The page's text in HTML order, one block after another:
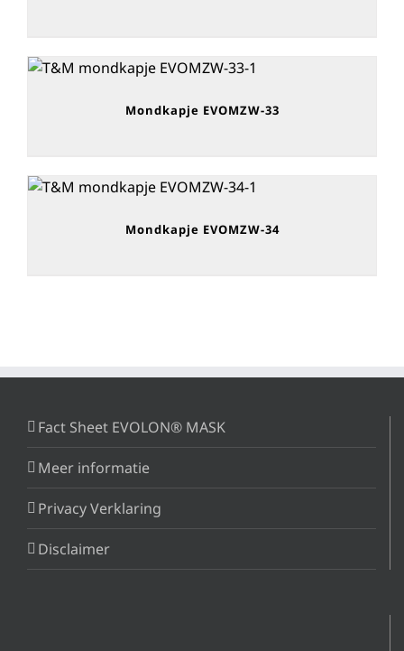
Mondkapje EVOMZW-33
Mondkapje EVOMZW-34
Fact Sheet EVOLON® MASK
Meer informatie
Privacy Verklaring
Disclaimer